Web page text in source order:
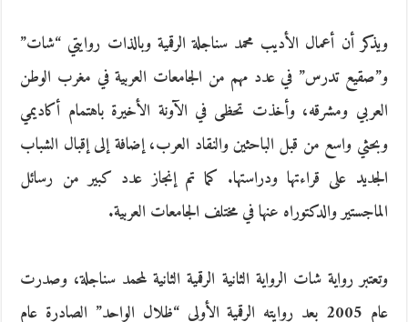
ويذكر أن أعمال الأديب محمد سناجلة الرقمية وبالذات روايتي “شات”
و”صقيع تدرس” في عدد مهم من الجامعات العربية في مغرب الوطن
العربي ومشرقه، وأخذت تحظى في الآونة الأخيرة باهتمام أكاديمي
وبحثي واسع من قبل الباحثين والنقاد العرب، إضافة إلى إقبال الشباب
الجديد على قراءتها ودراستها. كما تم إنجاز عدد كبير من رسائل
الماجستير والدكتوراه عنها في مختلف الجامعات العربية.
وتعتبر رواية شات الرواية الثانية الرقمية الثانية لمحمد سناجلة، وصدرت
عام 2005 بعد روايته الرقمية الأولى “ظلال الواحد” الصادرة عام